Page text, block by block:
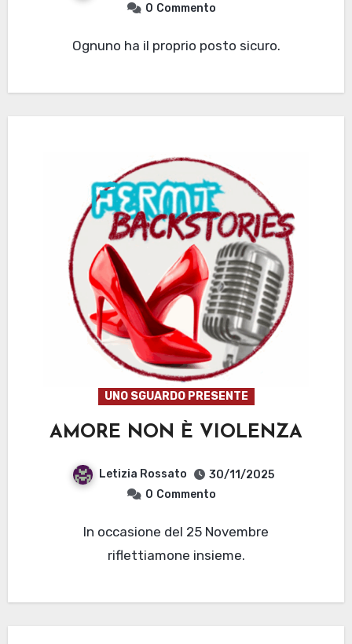
0 Commento
Ognuno ha il proprio posto sicuro.
UNO SGUARDO PRESENTE
AMORE NON È VIOLENZA
Letizia Rossato
30/11/2025
0 Commento
In occasione del 25 Novembre
riflettiamone insieme.